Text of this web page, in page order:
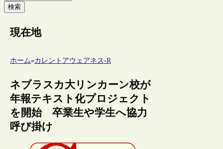
検索
現在地
ホーム»カレントアウェアネス-R
ネブラスカ大リンカーン校が
年報テキスト化プロジェクト
を開始 卒業生や学生へ協力
呼び掛け